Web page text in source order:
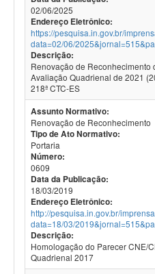
02/06/2025
Endereço Eletrônico:
https://pesquisa.in.gov.br/
data=02/06/
Descrição:
Renovação de Reconhecimento
Avaliação Quadrienal de 2021
218ª CTC-ES
Assunto Normativo:
Renovação de Reconhecimento
Tipo de Ato Normativo:
Portaria
Número:
0609
Data da Publicação:
18/03/2019
Endereço Eletrônico:
http://pesquisa.in.gov.br/
data=18/03/
Descrição:
Homologação do Parecer CNE/
Quadrienal 2017